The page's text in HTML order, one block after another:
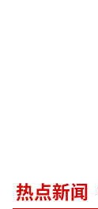
热点新闻